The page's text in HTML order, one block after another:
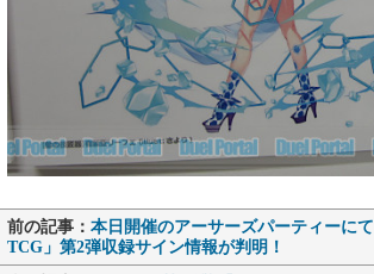
前の記事： 本日開催のアーサーズパーティーに
TCG」第2弾収録サイン情報が判明！